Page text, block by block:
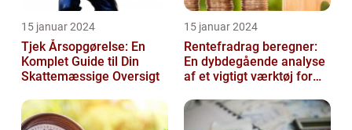
15 januar 2024
Tjek Årsopgørelse: En
Komplet Guide til Din
Skattemæssige Oversigt
15 januar 2024
Rentefradrag beregner:
En dybdegående analyse
af et vigtigt værktøj for